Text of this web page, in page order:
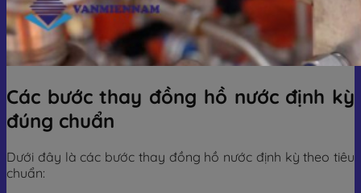
Các bước thay đồng hồ nước định kỳ
đúng chuẩn
Dưới đây là các bước thay đồng hồ nước định kỳ theo tiêu
chuẩn: